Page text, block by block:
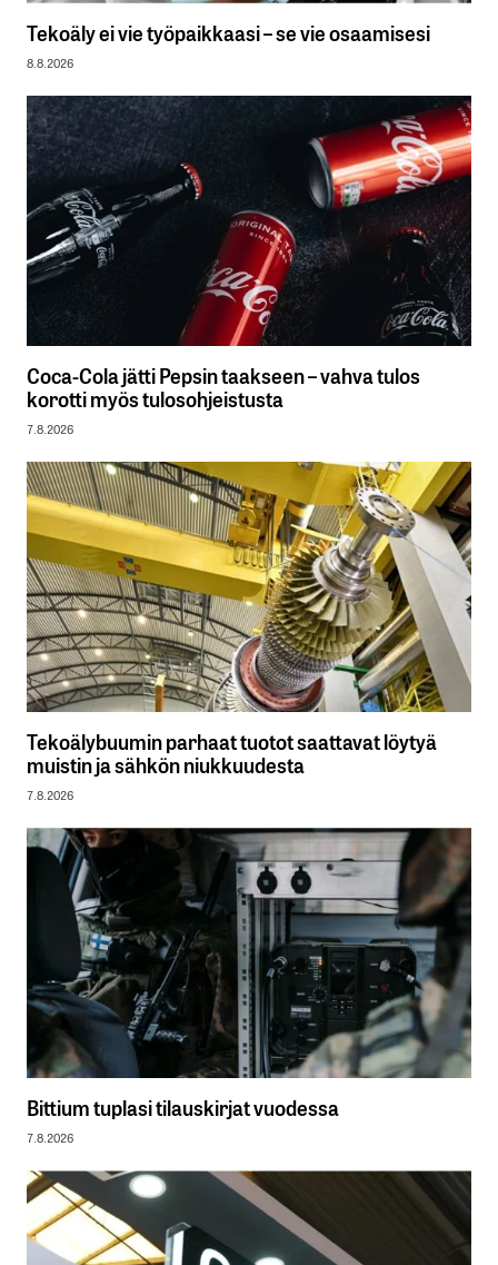
Tekoäly ei vie työpaikkaasi – se vie osaamisesi
8.8.2026
Coca-Cola jätti Pepsin taakseen – vahva tulos
korotti myös tulosohjeistusta
7.8.2026
Tekoälybuumin parhaat tuotot saattavat löytyä
muistin ja sähkön niukkuudesta
7.8.2026
Bittium tuplasi tilauskirjat vuodessa
7.8.2026